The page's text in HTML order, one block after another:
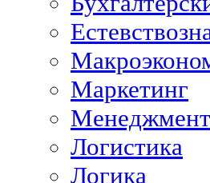
Маркетинг
Менеджмент
Логистика
Логика